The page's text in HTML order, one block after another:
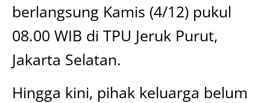
berlangsung Kamis (4/12) pukul
08.00 WIB di TPU Jeruk Purut,
Jakarta Selatan.
Hingga kini, pihak keluarga belum